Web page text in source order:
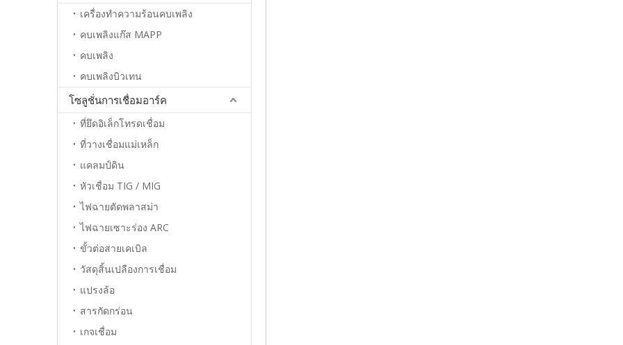
เครื่องทำความร้อนคบเพลิง
คบเพลิงแก๊ส MAPP
คบเพลิง
คบเพลิงบิวเทน
โซลูชั่นการเชื่อมอาร์ค
ที่ยึดอิเล็กโทรดเชื่อม
ที่วางเชื่อมแม่เหล็ก
แคลมป์ดิน
หัวเชื่อม TIG / MIG
ไฟฉายตัดพลาสม่า
ไฟฉายเซาะร่อง ARC
ขั้วต่อสายเคเบิล
วัสดุสิ้นเปลืองการเชื่อม
แปรงล้อ
สารกัดกร่อน
เกจเชื่อม